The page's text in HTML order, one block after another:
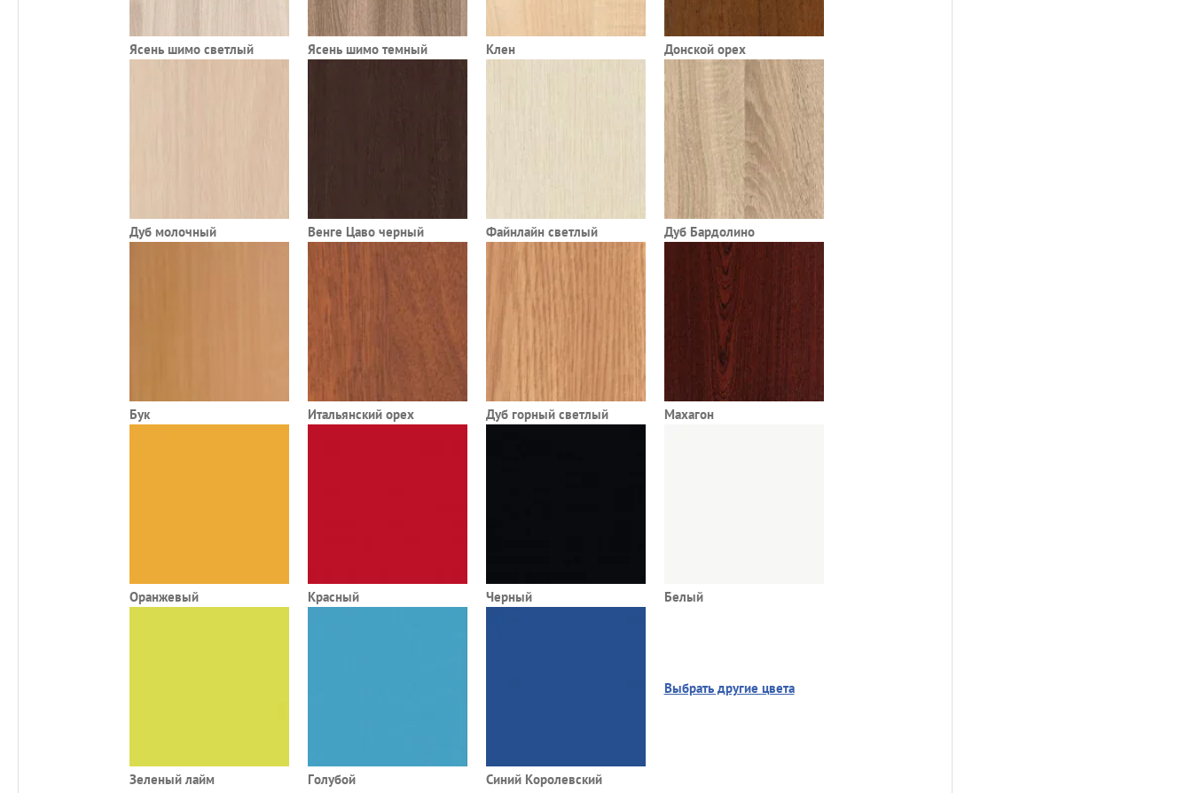
Ясень шимо светлый Ясень шимо темный Клен Донской орех
Дуб молочный Венге Цаво черный Файнлайн светлый Дуб Бардолино
Бук Итальянский орех Дуб горный светлый Махагон
Оранжевый Красный Черный Белый
Выбрать другие цвета
Зеленый лайм Голубой Синий Королевский